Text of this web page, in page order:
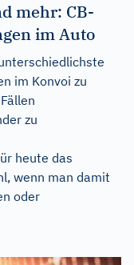
mehr: CB-
im Auto
im Konvoi zu
zu
heute das
wenn man damit
oder